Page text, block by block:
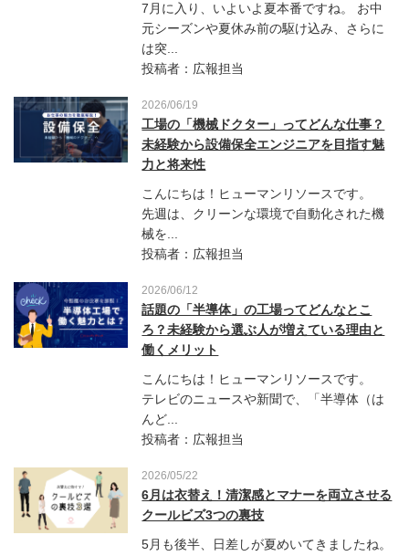
7月に入り、いよいよ夏本番ですね。 お中
元シーズンや夏休み前の駆け込み、さらに
は突...
投稿者：広報担当
2026/06/19
工場の「機械ドクター」ってどんな仕事？
未経験から設備保全エンジニアを目指す魅
力と将来性
こんにちは！ヒューマンリソースです。
先週は、クリーンな環境で自動化された機
械を...
投稿者：広報担当
2026/06/12
話題の「半導体」の工場ってどんなとこ
ろ？未経験から選ぶ人が増えている理由と
働くメリット
こんにちは！ヒューマンリソースです。
テレビのニュースや新聞で、「半導体（は
んど...
投稿者：広報担当
2026/05/22
6月は衣替え！清潔感とマナーを両立させる
クールビズ3つの裏技
5月も後半、日差しが夏めいてきましたね。